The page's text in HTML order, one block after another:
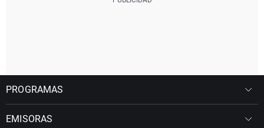
PROGRAMAS
EMISORAS